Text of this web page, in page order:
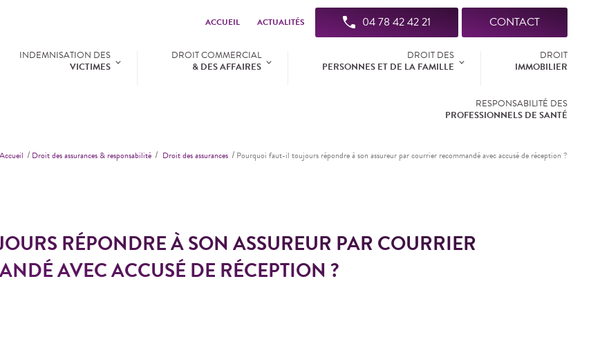
ACCUEIL ACTUALITÉS 04 78 42 42 21 CONTACT
INDEMNISATION DES
VICTIMES
DROIT COMMERCIAL
& DES AFFAIRES
DROIT DES
PERSONNES ET DE LA FAMILLE
DROIT
IMMOBILIER
RESPONSABILITÉ DES
PROFESSIONNELS DE SANTÉ
Accueil Droit des assurances & responsabilité Droit des assurances Pourquoi faut-il toujours répondre à son assureur par courrier recommandé avec accusé de réception ?
RÉPONDRE À SON ASSUREUR PAR COURRIER
AVEC ACCUSÉ DE RÉCEPTION ?